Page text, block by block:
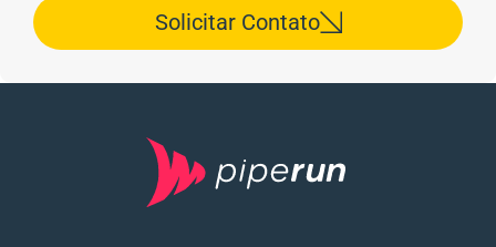
Solicitar Contato